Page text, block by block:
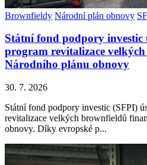
Brownfieldy Národní plán obnovy
Státní fond podpory investic
program revitalizace
Národního plánu obnovy
30. 7. 2026
Státní fond podpory investic (SFPI)
revitalizace velkých brownfieldů
obnovy. Díky evropské p...